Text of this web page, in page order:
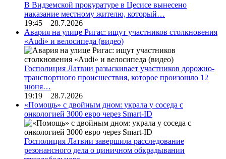
В Видземской прокуратуре в Цесисе вынесено
наказание местному жителю, который…
19:45 28.7.2026
Авария на улице Ригас: ищут участников столкновения
«Audi» и велосипеда (видео)
Госполиция Латвии разыскивает участников дорожно-
транспортного происшествия, которое произошло 12
июня…
19:19 28.7.2026
«Помощь» с двойным дном: украла у соседа с
онкологией 3000 евро через Smart-ID
Госполиция Латвии завершила расследование
резонансного дела о циничном обкрадывании